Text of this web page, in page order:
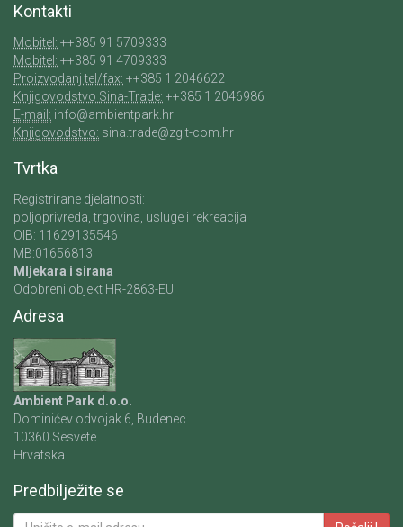
Kontakti
Mobitel: ++385 91 5709333
Mobitel: ++385 91 4709333
Proizvodanj tel/fax: ++385 1 2046622
Knjigovodstvo Sina-Trade: ++385 1 2046986
E-mail: info@ambientpark.hr
Knjigovodstvo: sina.trade@zg.t-com.hr
Tvrtka
Registrirane djelatnosti:
poljoprivreda, trgovina, usluge i rekreacija
OIB: 11629135546
MB:01656813
Mljekara i sirana
Odobreni objekt HR-2863-EU
Adresa
Ambient Park d.o.o.
Dominićev odvojak 6, Budenec
10360 Sesvete
Hrvatska
Predbilježite se